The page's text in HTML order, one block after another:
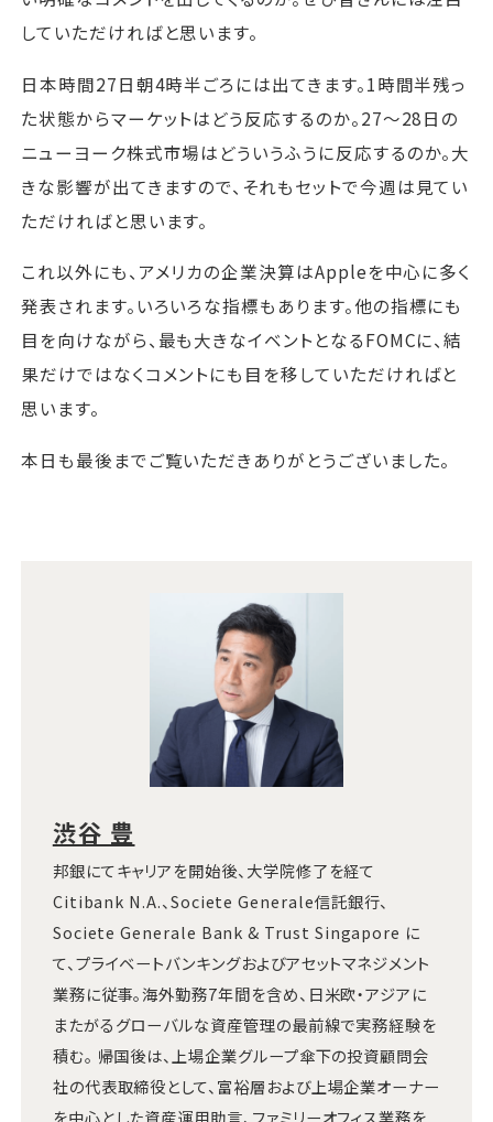
していただければと思います。
日本時間27日朝4時半ごろには出てきます。1時間半残っ
た状態からマーケットはどう反応するのか。27～28日の
ニューヨーク株式市場はどういうふうに反応するのか。大
きな影響が出てきますので、それもセットで今週は見てい
ただければと思います。
これ以外にも、アメリカの企業決算はAppleを中心に多く
発表されます。いろいろな指標もあります。他の指標にも
目を向けながら、最も大きなイベントとなるFOMCに、結
果だけではなくコメントにも目を移していただければと
思います。
本日も最後までご覧いただきありがとうございました。
渋谷 豊
邦銀にてキャリアを開始後、大学院修了を経て
Citibank N.A.、Societe Generale信託銀行、
Societe Generale Bank & Trust Singapore に
て、プライベートバンキングおよびアセットマネジメント
業務に従事。海外勤務7年間を含め、日米欧・アジアに
またがるグローバルな資産管理の最前線で実務経験を
積む。 帰国後は、上場企業グループ傘下の投資顧問会
社の代表取締役として、富裕層および上場企業オーナー